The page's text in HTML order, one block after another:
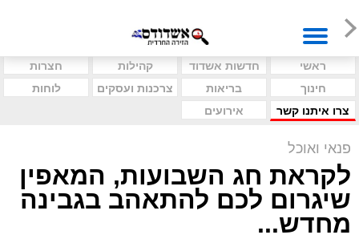
ראשי חדשות אשדוד קהילות
חצרות
חינוך
בריאות צרכנות ועסקים
לוחות
צרו איתנו קשר
אירועים
פנאי ואוכל
לקראת חג השבועות, המאפין
שיגרום לכם להתאהב בגבינה
מחדש...